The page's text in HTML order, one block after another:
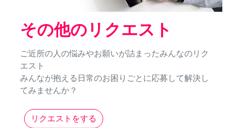
その他のリクエスト
ご近所の人の悩みやお願いが詰まったみんなのリク
エスト
みんなが抱える日常のお困りごとに応募して解決し
てみませんか？
リクエストをする